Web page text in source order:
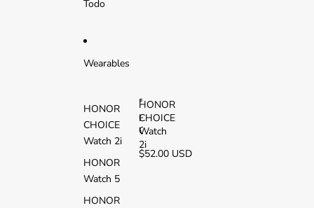
Todo
Wearables
HONOR
CHOICE
Watch 2i
HONOR
Watch 5
HONOR
HONOR
CHOICE
Watch
2i
H
O
N
O
$52.00 USD